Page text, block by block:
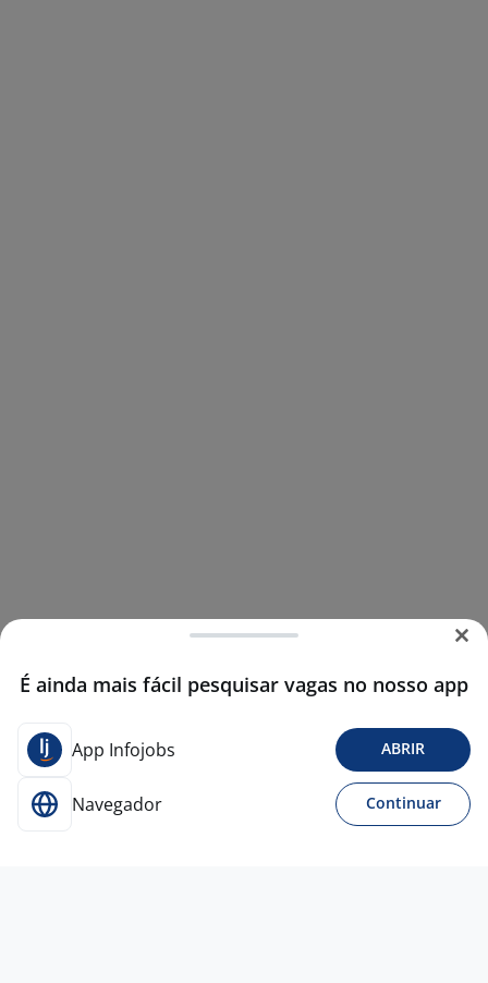
É ainda mais fácil pesquisar vagas no nosso app
App Infojobs ABRIR
Navegador Continuar